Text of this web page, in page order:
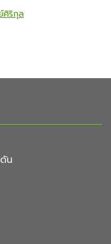
ศิริกุล
น